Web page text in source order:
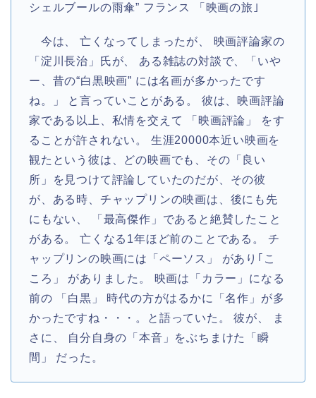
シェルブールの雨傘” フランス 「映画の旅｣
今は、 亡くなってしまったが、 映画評論家の
「淀川長治」氏が、 ある雑誌の対談で、「いや
ー、昔の“白黒映画” には名画が多かったです
ね。」 と言っていことがある。 彼は、映画評論
家である以上、私情を交えて 「映画評論」 をす
ることが許されない。 生涯20000本近い映画を
観たという彼は、どの映画でも、その「良い
所」を見つけて評論していたのだが、その彼
が、ある時、チャップリンの映画は、後にも先
にもない、 「最高傑作」であると絶賛したこと
がある。 亡くなる1年ほど前のことである。 チ
ャップリンの映画には「ペーソス」 があり｢こ
ころ」 がありました。 映画は「カラー」になる
前の 「白黒」 時代の方がはるかに「名作」が多
かったですね・・・。と語っていた。 彼が、 ま
さに、 自分自身の「本音」をぶちまけた「瞬
間」 だった。